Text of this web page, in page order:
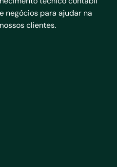
negócios para ajudar na
clientes.